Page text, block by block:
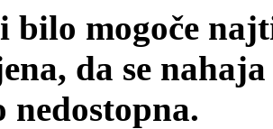
bilo mogoče
da se
nedostopna.